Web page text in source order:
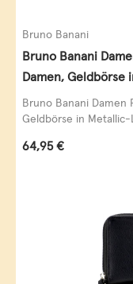
Bruno Banani
Bruno Banani
Damen,
Leder, schwarz-
Bruno Banani
Geldbörse in
Regulärer Preis:
64,95 €